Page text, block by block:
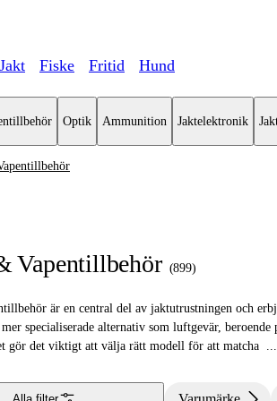
Jakt Fiske Fritid Hund
Optik Ammunition Jaktelektronik
Vapentillbehör
Vapentillbehör (899)
är en central del av jaktutrustningen och
specialiserade alternativ som luftgevär,
gör det viktigt att välja rätt modell för att matcha ...